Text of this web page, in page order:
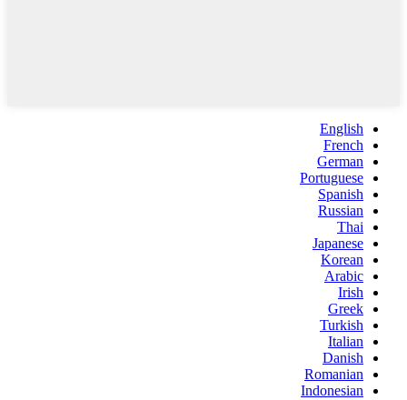
English
French
German
Portuguese
Spanish
Russian
Thai
Japanese
Korean
Arabic
Irish
Greek
Turkish
Italian
Danish
Romanian
Indonesian